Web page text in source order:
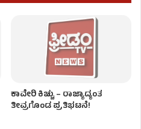
ಕಾವೇರಿ ಕಿಚ್ಚು – ರಾಜ್ಯಾದ್ಯಂತ
ತೀವ್ರಗೊಂಡ ಪ್ರತಿಭಟನೆ!